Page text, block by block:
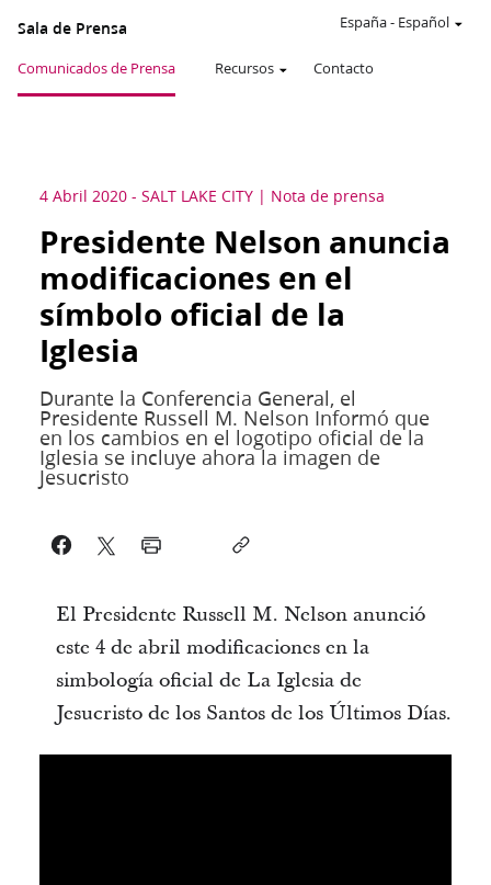
Sala de Prensa
Comunicados de Prensa Recursos Contacto
España- Español
4 Abril 2020 - SALT LAKE CITY Nota de prensa
Presidente Nelson anuncia
modificaciones en el
símbolo oficial de la
Iglesia
Durante la Conferencia General, el
Presidente Russell M. Nelson Informó que
en los cambios en el logotipo oficial de la
Iglesia se incluye ahora la imagen de
Jesucristo
El Presidente Russell M. Nelson anunció
este 4 de abril modificaciones en la
simbología oficial de La Iglesia de
Jesucristo de los Santos de los Últimos Días.